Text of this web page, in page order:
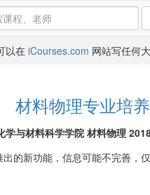
以在 iCourses.com 网站写任何
材料物理专业培
学与材料科学学院 材料物理
的新功能，信息可能不完善，